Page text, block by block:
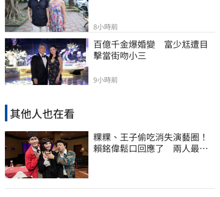
8小時前
百億千金爆婚變　富少尪遭目
擊當街吻小三
9小時前
其他人也在看
粿粿、王子偷吃消失演藝圈！
賴銘偉鬆口回應了 兩人最新